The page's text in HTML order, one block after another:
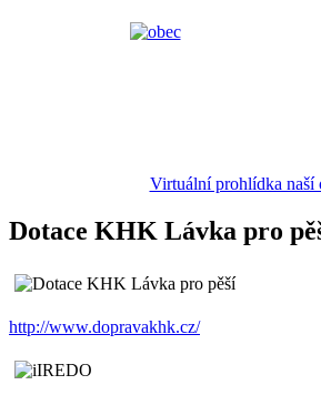
Virtuální prohlídka naší
Dotace KHK Lávka pro
http://www.dopravakhk.cz/